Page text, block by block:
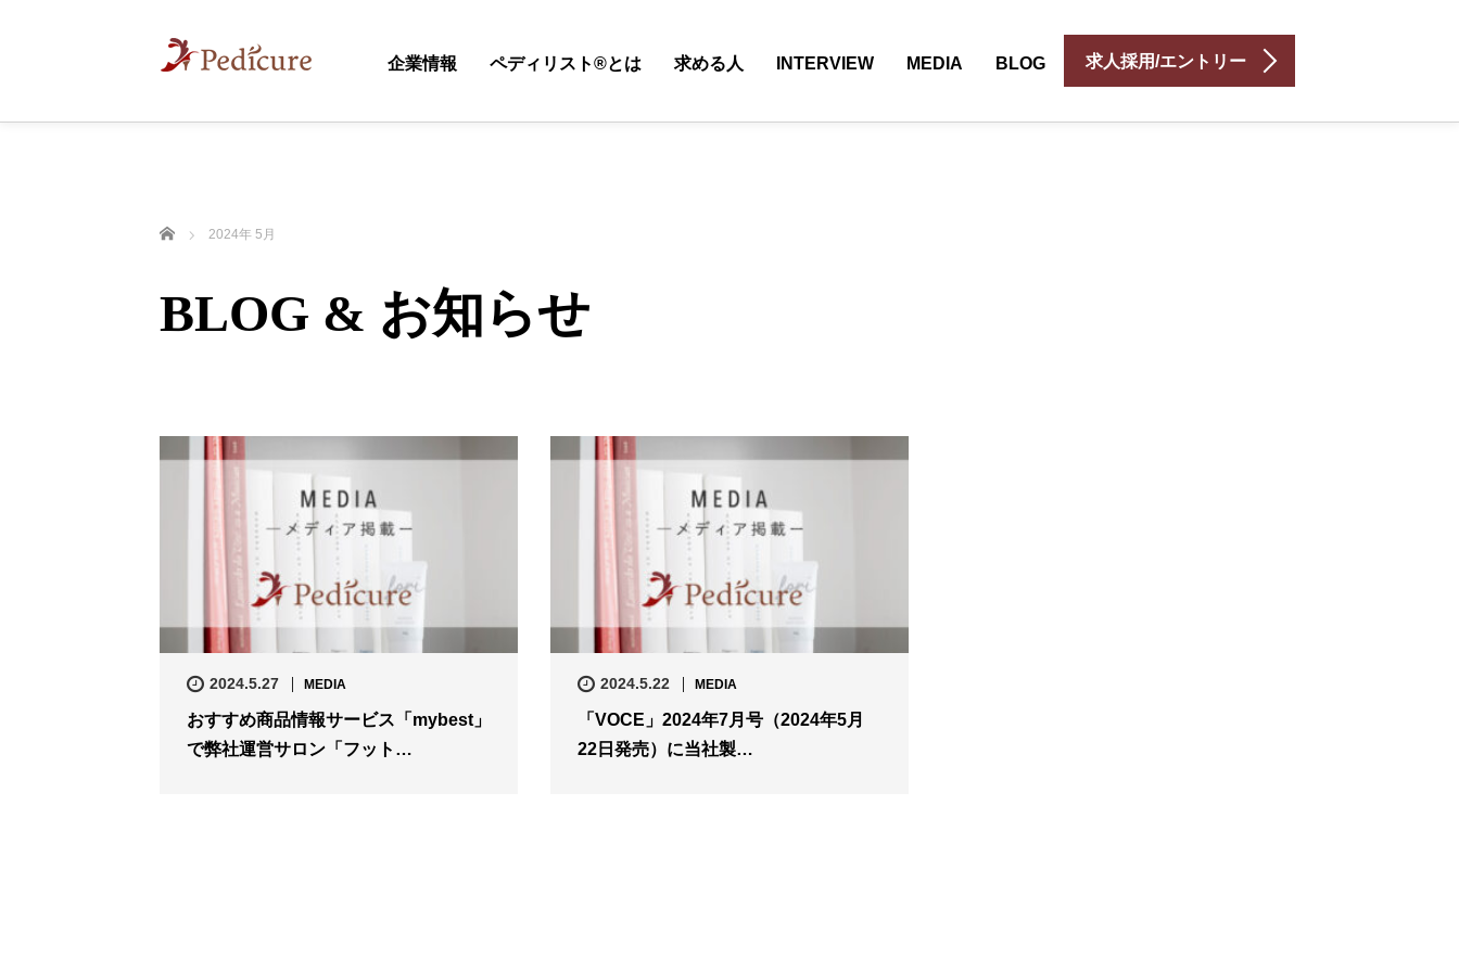
企業情報 ペディリスト®とは 求める人 INTERVIEW MEDIA BLOG 求人採用/エントリー
ホーム 2024年 5月
BLOG & お知らせ
2024.5.27 MEDIA
おすすめ商品情報サービス「mybest」
で弊社運営サロン「フット…
2024.5.22 MEDIA
「VOCE」2024年7月号（2024年5月
22日発売）に当社製…